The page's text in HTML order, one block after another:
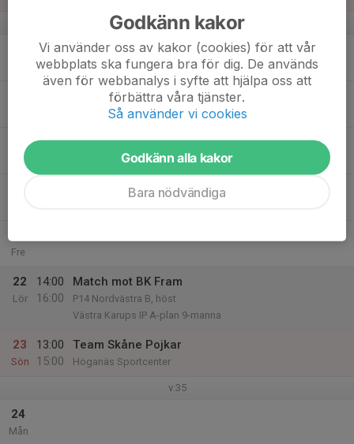
v.34
Träning
Västra Karups IP
Ons
Fre
22
Lör
14:00
16:00
Match mot BK Fram
P14 Nordvästra B, höst
Västra Karups IP A-plan 9-manna
23
Sön
13:00
15:00
Team Skåne Pojkar
Höganäs Sportcenter
v.35
24
Mån
Godkänn kakor
Vi använder oss av kakor (cookies) för att vår
webbplats ska fungera bra för dig. De används
även för webbanalys i syfte att hjälpa oss att
förbättra våra tjänster.
Så använder vi cookies
Godkänn alla kakor
Bara nödvändiga